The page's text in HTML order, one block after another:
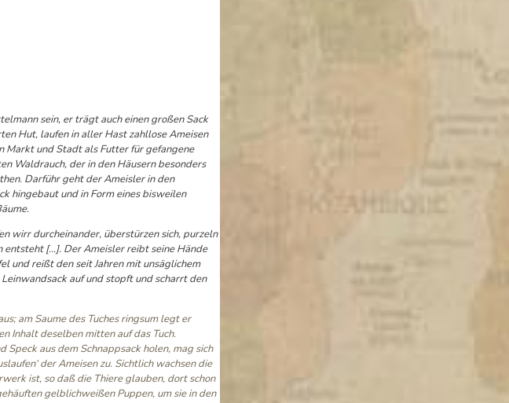
sein, er trägt auch einen großen Sack
Hut, laufen in aller Hast zahllose Ameisen
Markt und Stadt als Futter für gefangene
Waldrauch, der in den Häusern besonders
Darführ geht der Ameisler in den
hingebaut und in Form eines bisweilen
wirr durcheinander, überstürzen sich, purzeln
entsteht […]. Der Ameisler reibt seine Hände
und reißt den seit Jahren mit unsäglichem
auf und stopft und scharrt den
am Saume des Tuches ringsum legt er
Inhalt deselben mitten auf das Tuch.
aus dem Schnappsack holen, mag sich
der Ameisen zu. Sichtlich wachsen die
ist, so daß die Thiere glauben, dort schon
gelblichweißen Puppen, um sie in den